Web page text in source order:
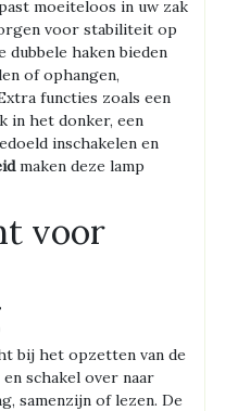
moeiteloos in uw zak
voor stabiliteit op
haken bieden
of ophangen,
functies zoals een
in het donker, een
inschakelen en
maken deze lamp
voor
bij het opzetten van de
schakel over naar
samenzijn of lezen. De